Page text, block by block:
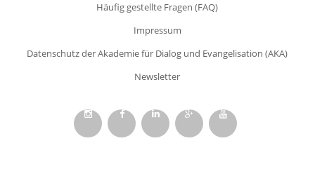
Häufig gestellte Fragen (FAQ)
Impressum
Datenschutz der Akademie für Dialog und Evangelisation (AKA)
Newsletter